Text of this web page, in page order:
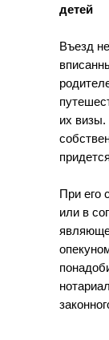
детей
Въезд
их
При его
или в